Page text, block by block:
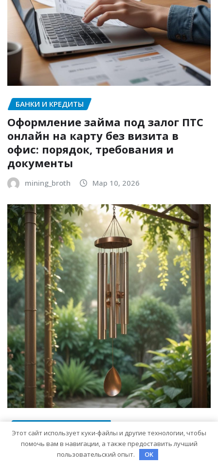
БАНКИ И КРЕДИТЫ
Оформление займа под залог ПТС
онлайн на карту без визита в
офис: порядок, требования и
документы
mining_broth Мар 10, 2026
Музыка ветра: устройство и
принципы звучания
Этот сайт использует куки-файлы и другие технологии, чтобы
помочь вам в навигации, а также предоставить лучший
пользовательский опыт.
OK